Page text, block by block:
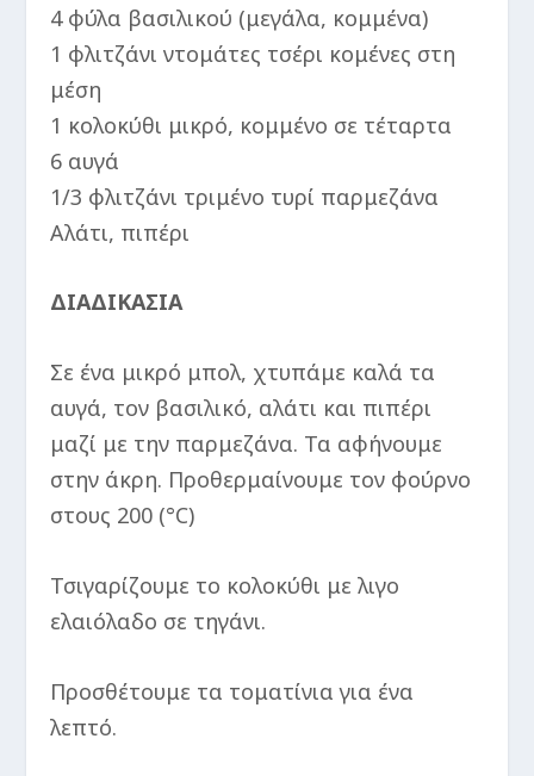
4 φύλα βασιλικού (μεγάλα, κομμένα)
1 φλιτζάνι ντομάτες τσέρι κομένες στη
μέση
1 κολοκύθι μικρό, κομμένο σε τέταρτα
6 αυγά
1/3 φλιτζάνι τριμένο τυρί παρμεζάνα
Αλάτι, πιπέρι
ΔΙΑΔΙΚΑΣΙΑ
Σε ένα μικρό μπολ, χτυπάμε καλά τα
αυγά, τον βασιλικό, αλάτι και πιπέρι
μαζί με την παρμεζάνα. Τα αφήνουμε
στην άκρη. Προθερμαίνουμε τον φούρνο
στους 200 (°C)
Τσιγαρίζουμε το κολοκύθι με λιγο
ελαιόλαδο σε τηγάνι.
Προσθέτουμε τα τοματίνια για ένα
λεπτό.